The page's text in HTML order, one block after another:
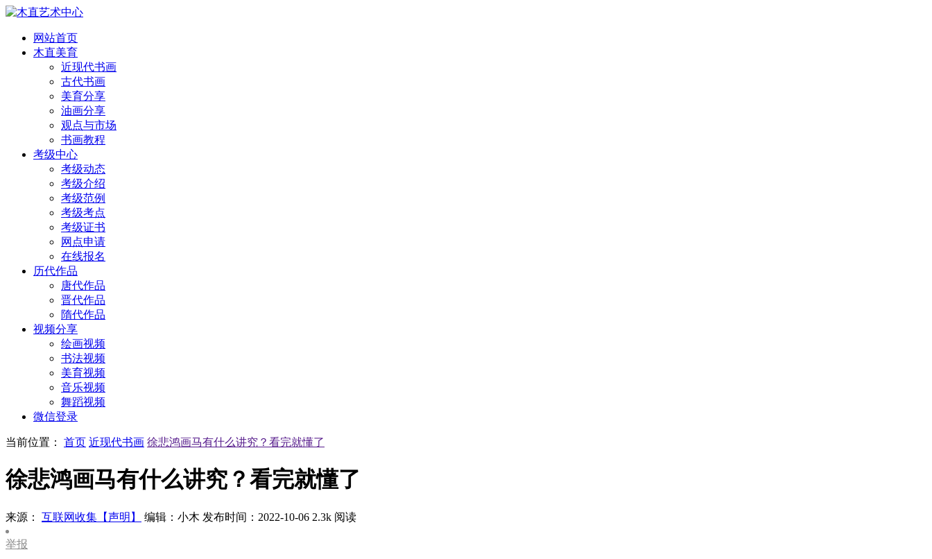
网站首页
木直美育
近现代书画
古代书画
美育分享
油画分享
观点与市场
书画教程
考级中心
考级动态
考级介绍
考级范例
考级考点
考级证书
网点申请
在线报名
历代作品
唐代作品
晋代作品
隋代作品
视频分享
绘画视频
书法视频
美育视频
音乐视频
舞蹈视频
微信登录
当前位置： 首页 近现代书画 徐悲鸿画马有什么讲究？看完就懂了
徐悲鸿画马有什么讲究？看完就懂了
来源： 互联网收集【声明】 编辑：小木 发布时间：2022-10-06 2.3k 阅读
举报